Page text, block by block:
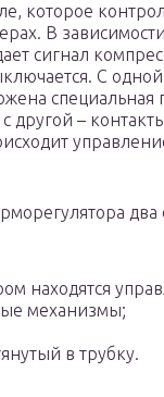
которое
В
сигнал
С
специальная
другой –
находятся
механизмы;
в трубку.